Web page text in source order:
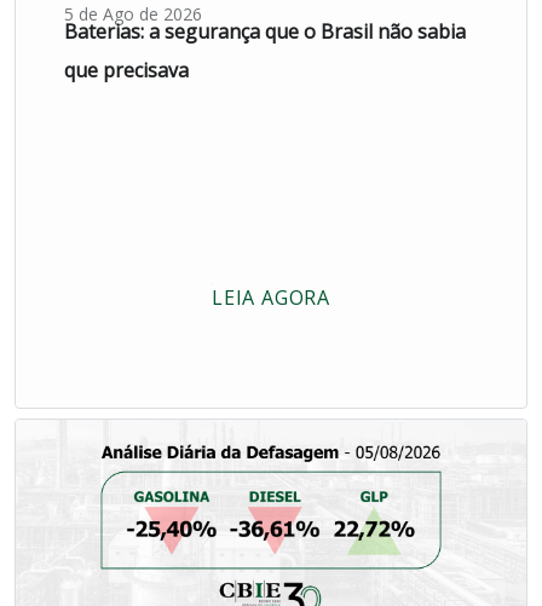
5 de Ago de 2026
Baterias: a segurança que o Brasil não sabia
que precisava
LEIA AGORA